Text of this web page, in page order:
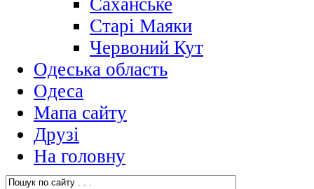
Саханське
Старі Маяки
Червоний Кут
Одеська область
Одеса
Мапа сайту
Друзі
На головну